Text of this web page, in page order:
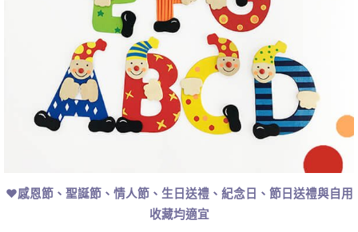
❤感恩節、聖誕節、情人節、生日送禮、紀念日、節日送禮與自用
收藏均適宜